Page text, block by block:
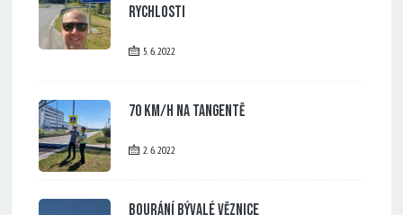
rychlosti
5. 6. 2022
70 km/h na tangentě
2. 6. 2022
Bourání bývalé věznice